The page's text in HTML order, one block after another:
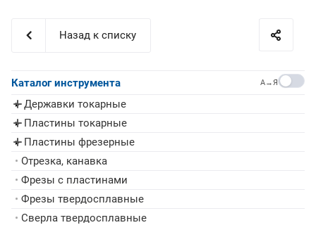
Назад к списку
Каталог инструмента A→Я
▸ Державки токарные
▸ Пластины токарные
▸ Пластины фрезерные
• Отрезка, канавка
• Фрезы с пластинами
• Фрезы твердосплавные
• Сверла твердосплавные